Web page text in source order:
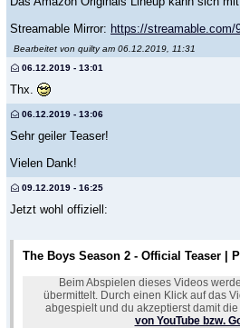
Streamable Mirror: https://streamable.com/
Bearbeitet von quilty am 06.12.2019, 11:31
06.12.2019 - 13:01
Thx.
06.12.2019 - 13:06
Sehr geiler Teaser!
Vielen Dank!
09.12.2019 - 16:25
Jetzt wohl offiziell:
The Boys Season 2 - Official Teaser |
Beim Abspielen dieses Videos
übermittelt. Durch einen Klick auf das
abgespielt und du akzeptierst damit die
von YouTube bzw.